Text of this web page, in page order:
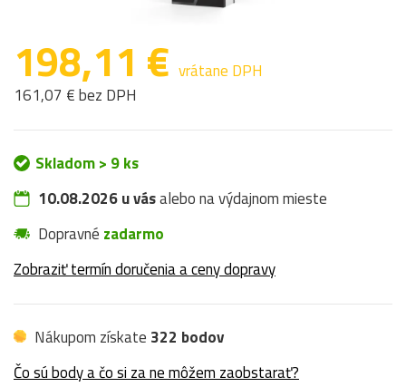
198,11 € vrátane DPH
161,07 € bez DPH
Skladom > 9 ks
10.08.2026 u vásalebo na výdajnom mieste
Dopravné zadarmo
Zobraziť termín doručenia a ceny dopravy
Nákupom získate 322 bodov
Čo sú body a čo si za ne môžem zaobstarať?